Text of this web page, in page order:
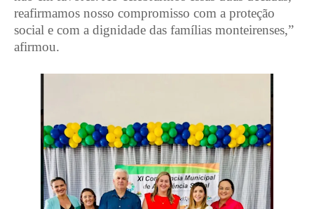
reafirmamos nosso compromisso com a proteção
social e com a dignidade das famílias monteirenses,”
afirmou.